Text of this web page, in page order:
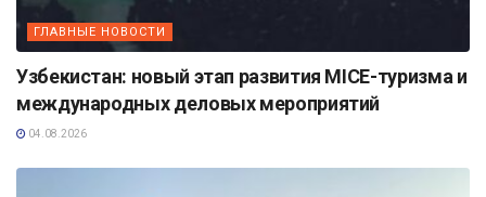
ГЛАВНЫЕ НОВОСТИ
Узбекистан: новый этап развития MICE-туризма и
международных деловых мероприятий
04.08.2026